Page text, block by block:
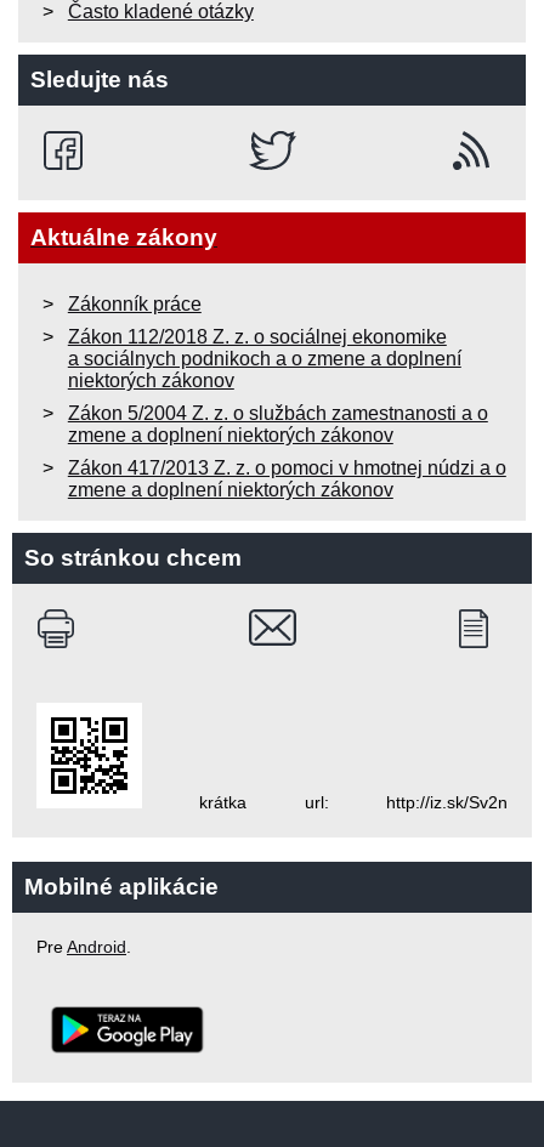
Často kladené otázky
Sledujte nás
Aktuálne zákony
Zákonník práce
Zákon 112/2018 Z. z. o sociálnej ekonomike
a sociálnych podnikoch a o zmene a doplnení
niektorých zákonov
Zákon 5/2004 Z. z. o službách zamestnanosti a o
zmene a doplnení niektorých zákonov
Zákon 417/2013 Z. z. o pomoci v hmotnej núdzi a o
zmene a doplnení niektorých zákonov
So stránkou chcem
krátka url: http://iz.sk/Sv2n
Mobilné aplikácie
PreAndroid.